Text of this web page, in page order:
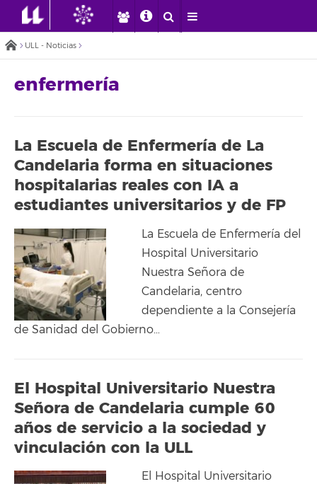
ULL - Noticias
enfermería
La Escuela de Enfermería de La
Candelaria forma en situaciones
hospitalarias reales con IA a
estudiantes universitarios y de FP
La Escuela de Enfermería del
Hospital Universitario
Nuestra Señora de
Candelaria, centro
dependiente a la Consejería
de Sanidad del Gobierno…
El Hospital Universitario Nuestra
Señora de Candelaria cumple 60
años de servicio a la sociedad y
vinculación con la ULL
El Hospital Universitario